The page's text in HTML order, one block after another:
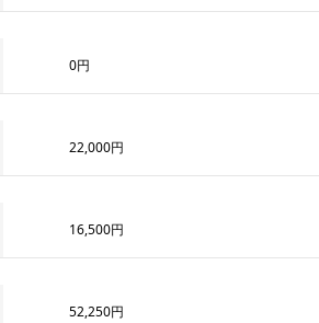
0円
22,000円
16,500円
52,250円